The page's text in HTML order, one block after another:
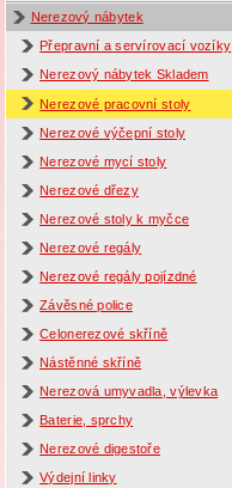
Nerezový nábytek
Přepravní a servírovací vozíky
Nerezový nábytek Skladem
Nerezové pracovní stoly
Nerezové výčepní stoly
Nerezové mycí stoly
Nerezové dřezy
Nerezové stoly k myčce
Nerezové regály
Nerezové regály pojízdné
Závěsné police
Celonerezové skříně
Nástěnné skříně
Nerezová umyvadla, výlevka
Baterie, sprchy
Nerezové digestoře
Výdejní linky